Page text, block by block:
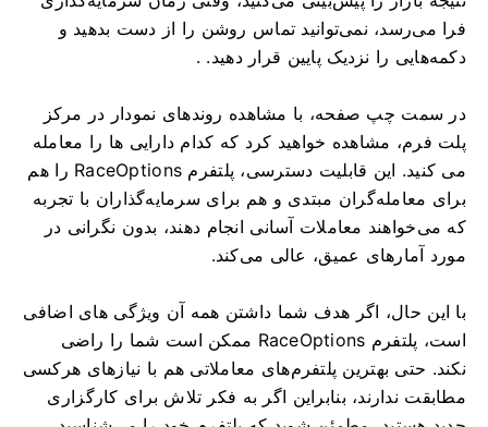
فرا می‌رسد، نمی‌توانید تماس روشن را از دست بدهید و
دکمه‌هایی را نزدیک پایین قرار دهید. .
در سمت چپ صفحه، با مشاهده روندهای نمودار در مرکز
پلت فرم، مشاهده خواهید کرد که کدام دارایی ها را معامله
می کنید.
این قابلیت دسترسی، پلتفرم RaceOptions را هم
برای معامله‌گران مبتدی و هم برای سرمایه‌گذاران با تجربه
که می‌خواهند معاملات آسانی انجام دهند، بدون نگرانی در
مورد آمارهای عمیق، عالی می‌کند.
با این حال، اگر هدف شما داشتن همه آن ویژگی های اضافی
است، پلتفرم RaceOptions ممکن است شما را راضی
نکند. حتی بهترین پلتفرم‌های معاملاتی هم با نیازهای هرکسی
مطابقت ندارند، بنابراین اگر به فکر تلاش برای کارگزاری